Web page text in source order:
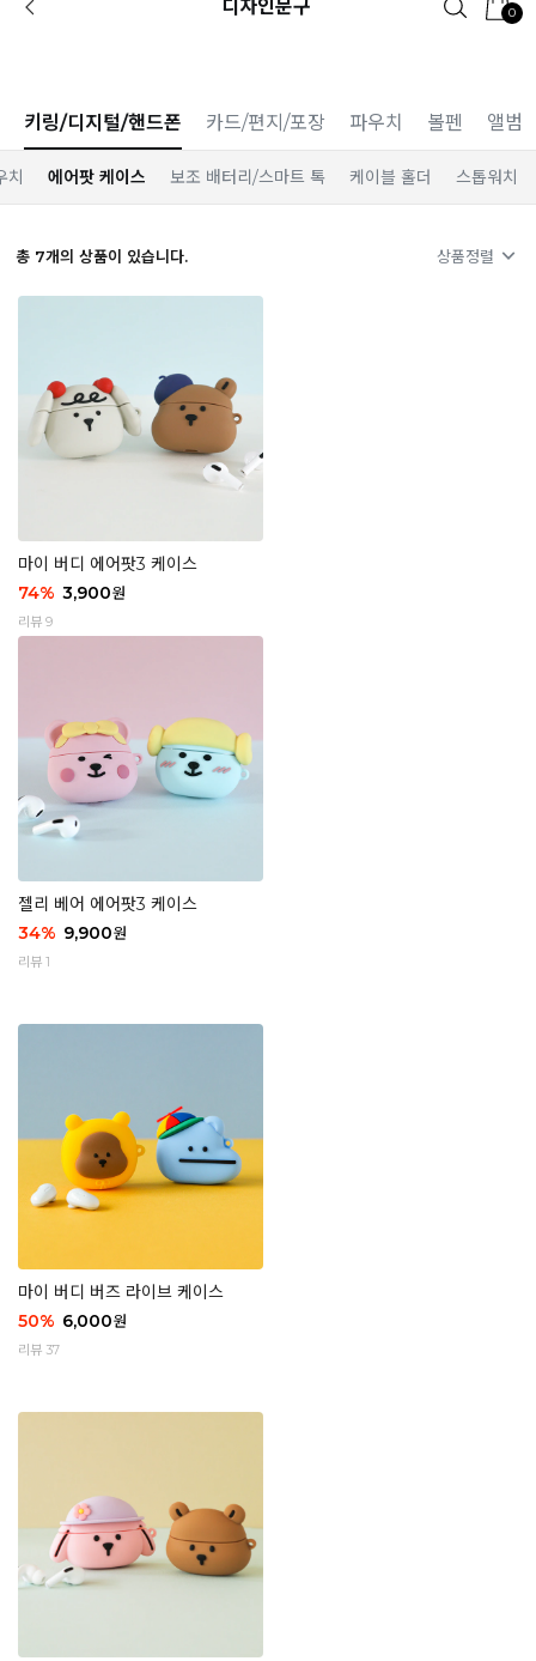
[공식몰 단독] 앱 다운받고 2% 결제 할인 받기
디자인문구 0
키링/디지털/핸드폰 카드/편지/포장 파우치 볼펜 앨범
치 에어팟 케이스 보조 배터리/스마트 톡 케이블 홀더 스톱워치
총 7개의 상품이 있습니다. 상품정렬
마이 버디 에어팟3 케이스
74% 3,900원
리뷰 9
젤리 베어 에어팟3 케이스
34% 9,900원
리뷰 1
마이 버디 버즈 라이브 케이스
50% 6,000원
리뷰 37